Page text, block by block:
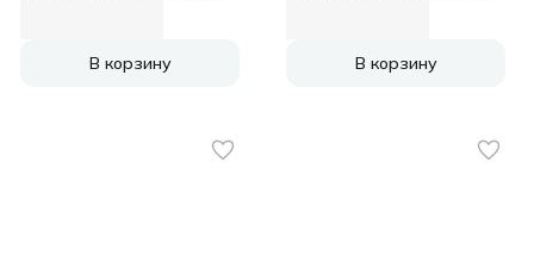
В корзину В корзину